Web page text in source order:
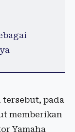
pada
memberikan
Yamaha